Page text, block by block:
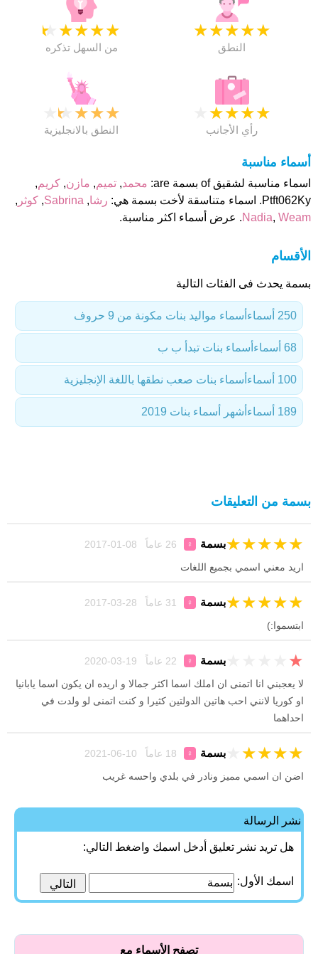
★
★
★
★
★
من السهل تذكره
★
★
★
★
★
النطق
★
★
★
★
النطق بالانجليزية
★
★
★
★
رأي الأجانب
أسماء مناسبة
اسماء مناسبة لشقيق of بسمة are: محمد, تميم, مازن, كريم,
Ptft062Ky. اسماء متناسقة لأخت بسمة هي:
رشا,
Sabrina
, كوثر ,
Nadia, Weam . عرض أسماء اكثر مناسبة.
الأقسام
بسمة يحدث فى الفئات التالية
أسماء مواليد بنات مكونة من 9 حروف 250 أسماء
أسماء بنات تبدأ ب ب 68 أسماء
أسماء بنات صعب نطقها باللغة الإنجليزية 100 أسماء
أشهر أسماء بنات 2019 189 أسماء
بسمة من التعليقات
بسمة ♀ ★
★
★
★
★
اريد معني اسمي بجميع اللغات
بسمة ♀ ★
★
★
★
★
ابتسموا:)
بسمة ♀ ★
لا يعجبني انا اتمنى ان املك اسما اكثر جمالا و اريده ان يكون اسما يابانيا
او كوريا لانني احب هاتين الدولتين كثيرا و كنت اتمنى لو ولدت في
احداهما
بسمة ♀ ★
★
★
★
اضن ان اسمي مميز ونادر في بلدي واحسه غريب
نشر الرسالة
هل تريد نشر تعليق أدخل اسمك واضغط التالي:
اسمك الأول:
تصفح الأسماء مع